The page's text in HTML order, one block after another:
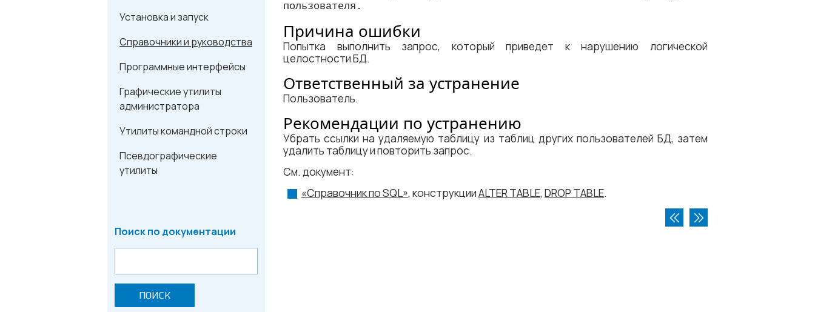
Установка и запуск
Справочники и руководства
Программные интерфейсы
Графические утилиты
администратора
Утилиты командной строки
Псевдографические
утилиты
Поиск по документации
ПОИСК
пользователя.
Причина ошибки
Попытка выполнить запрос, который приведет к нарушению логической
целостности БД.
Ответственный за устранение
Пользователь.
Рекомендации по устранению
Убрать ссылки на удаляемую таблицу из таблиц других пользователей БД, затем
удалить таблицу и повторить запрос.
См. документ:
«Справочник по SQL», конструкцииALTER TABLE, DROP TABLE.